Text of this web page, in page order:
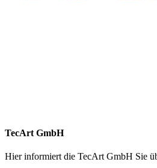
TecArt GmbH
Hier informiert die TecArt GmbH Sie